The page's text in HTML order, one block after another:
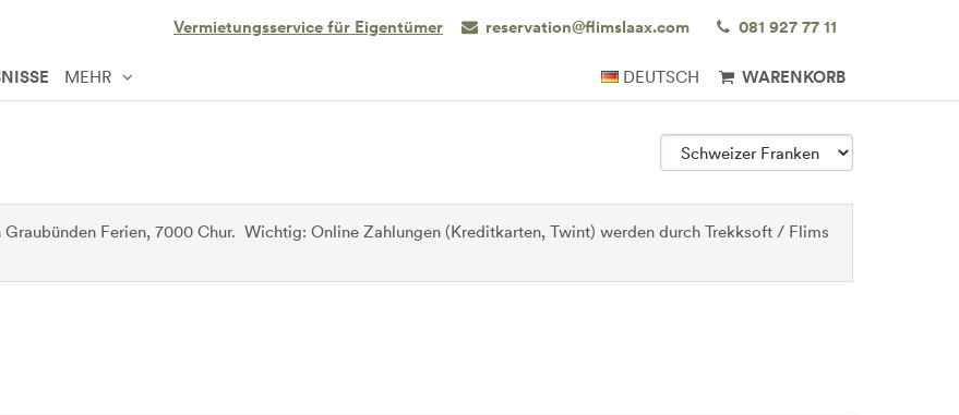
Vermietungsservice für Eigentümer reservation@flimslaax.com 081 927 77 11
DEUTSCH WARENKORB
MEHR
Ferien, 7000 Chur. Wichtig: Online Zahlungen (Kreditkarten, Twint) werden durch Trekksoft / Flims